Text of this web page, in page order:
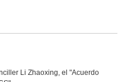
Li Zhaoxing, el "Acuerdo